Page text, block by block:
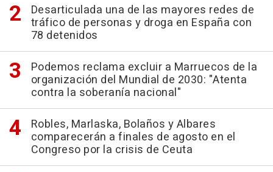
Desarticulada una de las mayores redes de
tráfico de personas y droga en España con
78 detenidos
Podemos reclama excluir a Marruecos de la
organización del Mundial de 2030: "Atenta
contra la soberanía nacional"
Robles, Marlaska, Bolaños y Albares
comparecerán a finales de agosto en el
Congreso por la crisis de Ceuta